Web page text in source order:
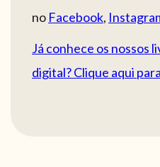
no Facebook,
Já conhece os nossos
digital? Clique aqui